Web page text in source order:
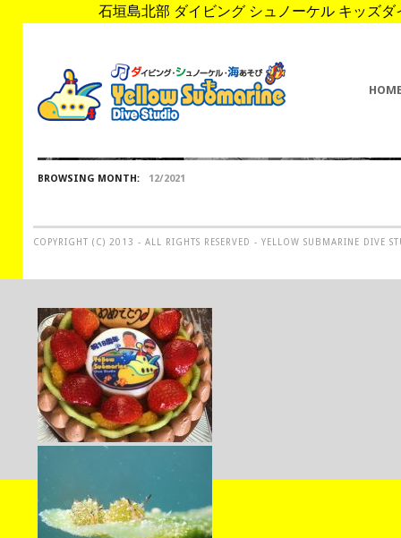
石垣島北部 ダイビング シュノーケル キッズ
BROWSING MONTH: 12/2021
COPYRIGHT (C) 2013 - ALL RIGHTS RESERVED - YELLOW SUBMARINE DIVE